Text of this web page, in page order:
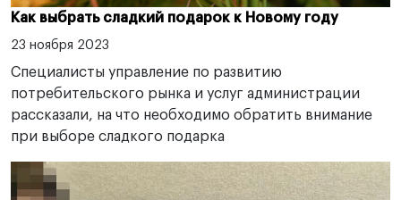
Как выбрать сладкий подарок к Новому году
23 ноября 2023
Специалисты управление по развитию
потребительского рынка и услуг администрации
рассказали, на что необходимо обратить внимание
при выборе сладкого подарка